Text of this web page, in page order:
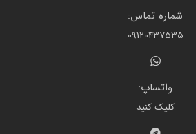
شماره تماس:
09120437535
واتساپ:
کلیک کنید